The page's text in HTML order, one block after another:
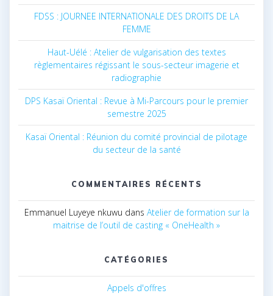
FDSS : JOURNEE INTERNATIONALE DES DROITS DE LA
FEMME
Haut-Uélé : Atelier de vulgarisation des textes
règlementaires régissant le sous-secteur imagerie et
radiographie
DPS Kasaï Oriental : Revue à Mi-Parcours pour le premier
semestre 2025
Kasaï Oriental : Réunion du comité provincial de pilotage
du secteur de la santé
COMMENTAIRES RÉCENTS
Emmanuel Luyeye nkuwu dans Atelier de formation sur la
maitrise de l’outil de casting « OneHealth »
CATÉGORIES
Appels d'offres